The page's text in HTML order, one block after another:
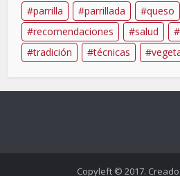
parrilla
parrillada queso
recomendaciones
salud
tradición
técnicas
Copyleft © 2017.